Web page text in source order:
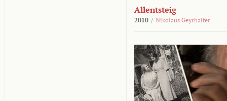
Allentsteig
2010 / Nikolaus Geyrhalter